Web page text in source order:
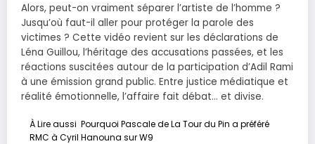
Alors, peut-on vraiment séparer l’artiste de l’homme ?
Jusqu’où faut-il aller pour protéger la parole des
victimes ? Cette vidéo revient sur les déclarations de
Léna Guillou, l’héritage des accusations passées, et les
réactions suscitées autour de la participation d’Adil Rami
à une émission grand public. Entre justice médiatique et
réalité émotionnelle, l’affaire fait débat… et divise.
À Lire aussi Pourquoi Pascale de La Tour du Pin a préféré
RMC à Cyril Hanouna sur W9